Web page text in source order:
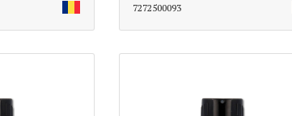
7272500093